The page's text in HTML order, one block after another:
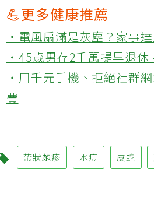
💪更多健康推薦
‧電風扇滿是灰塵？家事
‧45歲男存2千萬提早退休
‧用千元手機、拒絕社群
費
帶狀皰疹 水痘 皮蛇